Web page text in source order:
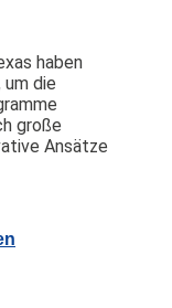
haben
die
große
Ansätze